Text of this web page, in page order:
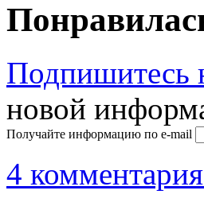
Подпишитесь
новой
Получайте информацию по e-mail
4